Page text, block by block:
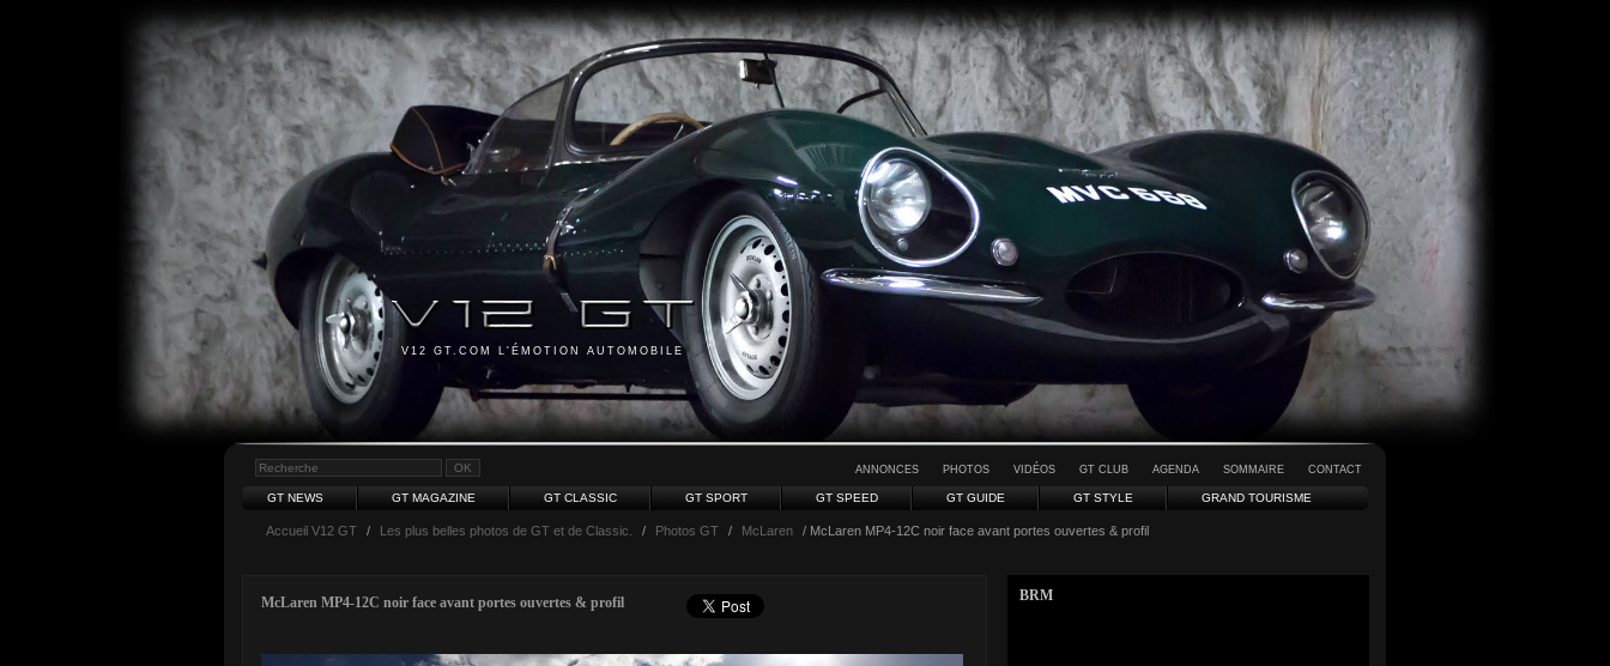
V12 GT.COM L'ÉMOTION AUTOMOBILE
ANNONCES PHOTOS VIDÉOS GT CLUB AGENDA SOMMAIRE CONTACT
GT NEWS GT MAGAZINE GT CLASSIC GT SPORT GT SPEED GT GUIDE GT STYLE GRAND TOURISME
Accueil V12 GT / Les plus belles photos de GT et de Classic. / Photos GT / McLaren / McLaren MP4-12C noir face avant portes ouvertes & profil
McLaren MP4-12C noir face avant portes ouvertes & profil BRM